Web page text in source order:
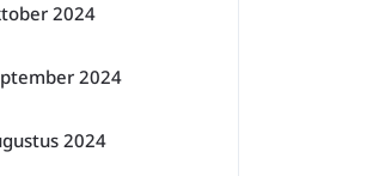
2024
2024
2024